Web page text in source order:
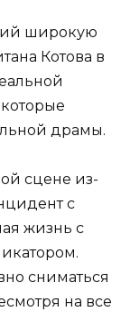
широкую
Котова в
драмы.
сцене из-
с
жизнь с
сниматься
на все